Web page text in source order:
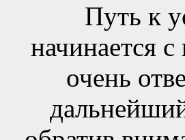
Путь к
начинается
очень